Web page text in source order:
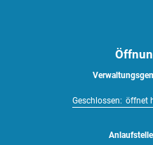
Klicken, um weitere
Geschlossen: öffnet